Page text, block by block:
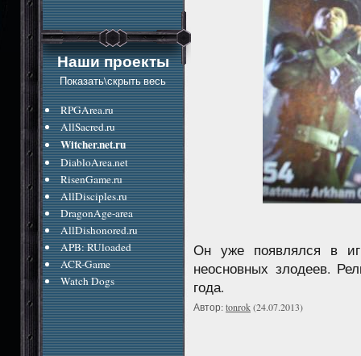
Наши проекты
Показать\скрыть весь
RPGArea.ru
AllSacred.ru
Witcher.net.ru
DiabloArea.net
RisenGame.ru
AllDisciples.ru
DragonAge-area
AllDishonored.ru
APB: RUloaded
ACR-Game
Watch Dogs
Он уже появлялся в
неосновных злодеев.
года.
Автор:tonrok(24.07.2013)